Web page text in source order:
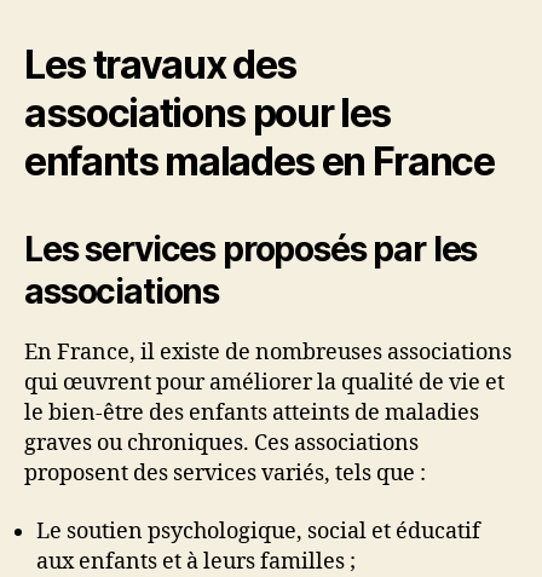
Les travaux des
associations pour les
enfants malades en France
Les services proposés par les
associations
En France, il existe de nombreuses associations
qui œuvrent pour améliorer la qualité de vie et
le bien-être des enfants atteints de maladies
graves ou chroniques. Ces associations
proposent des services variés, tels que :
Le soutien psychologique, social et éducatif
aux enfants et à leurs familles ;